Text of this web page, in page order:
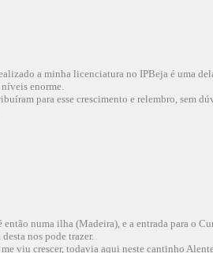
a minha licenciatura no IPBeja é uma
enorme.
para esse crescimento e relembro, sem
numa ilha (Madeira), e a entrada para o
nos pode trazer.
viu crescer, todavia aqui neste cantinho